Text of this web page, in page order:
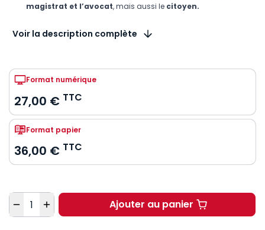
magistrat et l’avocat, mais aussi le citoyen.
Voir la description complète
Format numérique
27,00 € TTC
Format papier
36,00 € TTC
Quantité Ajouter au panier
Contentieux